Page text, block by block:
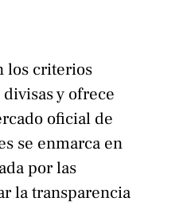
los criterios
y ofrece
oficial de
se enmarca en
por las
la transparencia